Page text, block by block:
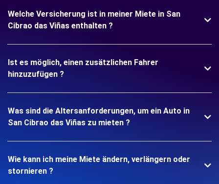
Welche Versicherung ist in meiner Miete in San
Cibrao das Viñas enthalten ?
Ist es möglich, einen zusätzlichen Fahrer
hinzuzufügen ?
Was sind die Altersanforderungen, um ein Auto in
San Cibrao das Viñas zu mieten ?
Wie kann ich meine Miete ändern, verlängern oder
stornieren ?